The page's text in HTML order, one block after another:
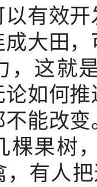
有效
大田
，这就
如何
不能改
棵果树
有人